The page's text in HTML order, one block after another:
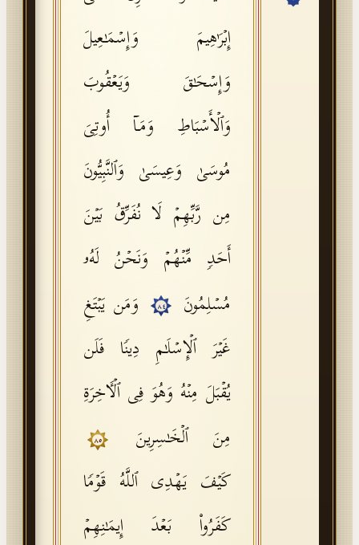
Tajweed Guide
Font Edition Tester
إِبۡرَ ٰ⁠هِیمَ وَإِسۡمَـٰعِیلَ
وَإِسۡحَـٰقَ وَیَعۡقُوبَ
وَٱلۡأَسۡبَاطِ وَمَاۤ أُوتِیَ
مُوسَىٰ وَعِیسَىٰ وَٱلنَّبِیُّونَ
مِن رَّبِّهِمۡ لَا نُفَرِّقُ بَیۡنَ
أَحَدࣲ مِّنۡهُمۡ وَنَحۡنُ لَهُۥ
مُسۡلِمُونَ
٨٤
وَمَن یَبۡتَغِ
غَیۡرَ ٱلۡإِسۡلَـٰمِ دِینࣰا فَلَن
یُقۡبَلَ مِنۡهُ وَهُوَ فِی ٱلۡـَٔاخِرَةِ
مِنَ ٱلۡخَـٰسِرِینَ
٨٥
كَیۡفَ یَهۡدِی ٱللَّهُ قَوۡمࣰا
كَفَرُوا۟ بَعۡدَ إِیمَـٰنِهِمۡ